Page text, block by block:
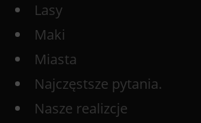
Lasy
Maki
Miasta
Najczęstsze pytania.
Nasze realizcje